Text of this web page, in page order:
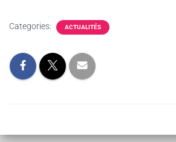
Categories: ACTUALITÉS